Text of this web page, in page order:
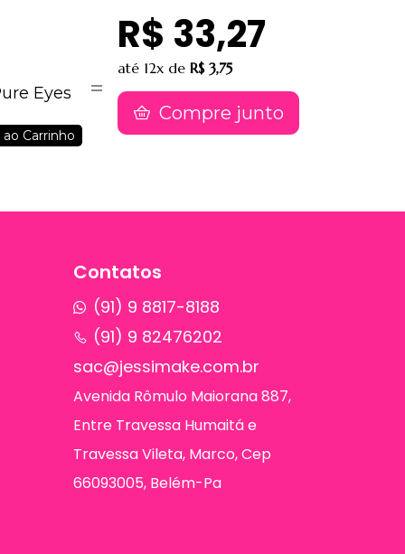
Eyes
Carrinho
R$ 33,27
até 12x de R$ 3,75
Compre junto
Contatos
(91) 9 8817-8188
(91) 9 82476202
sac@jessimake.com.br
Avenida Rômulo Maiorana 887,
Entre Travessa Humaitá e
Travessa Vileta, Marco, Cep
66093005, Belém-Pa